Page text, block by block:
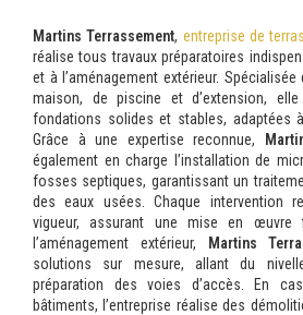
Martins Terrassement, entreprise de
réalise tous travaux préparatoires
et à l’aménagement extérieur.
maison, de piscine et d’extension,
fondations solides et stables, adaptées
Grâce à une expertise reconnue,
également en charge l’installation de
fosses septiques, garantissant un
des eaux usées. Chaque intervention
vigueur, assurant une mise en œuvre
l’aménagement extérieur, Martins
solutions sur mesure, allant du
préparation des voies d’accès. En
bâtiments, l’entreprise réalise des